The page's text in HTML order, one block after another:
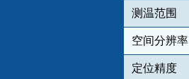
测温范围
空间分辨率
定位精度